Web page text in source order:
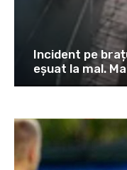
Incident pe
eșuat la mal.